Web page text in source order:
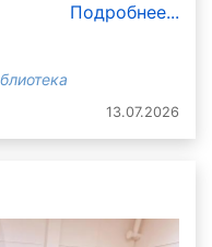
Подробнее...
13.07.2026